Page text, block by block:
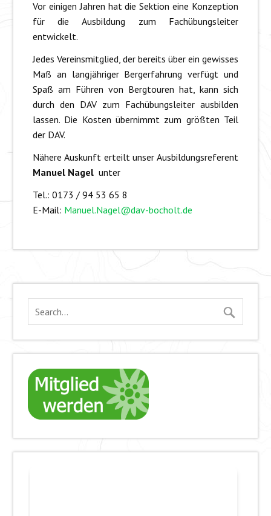
Vor einigen Jahren hat die Sektion eine Konzeption
für die Ausbildung zum Fachübungsleiter
entwickelt.
Jedes Vereinsmitglied, der bereits über ein gewisses
Maß an langjähriger Bergerfahrung verfügt und
Spaß am Führen von Bergtouren hat, kann sich
durch den DAV zum Fachübungsleiter ausbilden
lassen. Die Kosten übernimmt zum größten Teil
der DAV.
Nähere Auskunft erteilt unser Ausbildungsreferent
Manuel Nagelunter
Tel.: 0173 / 94 53 65 8
E-Mail: Manuel.Nagel@dav-bocholt.de